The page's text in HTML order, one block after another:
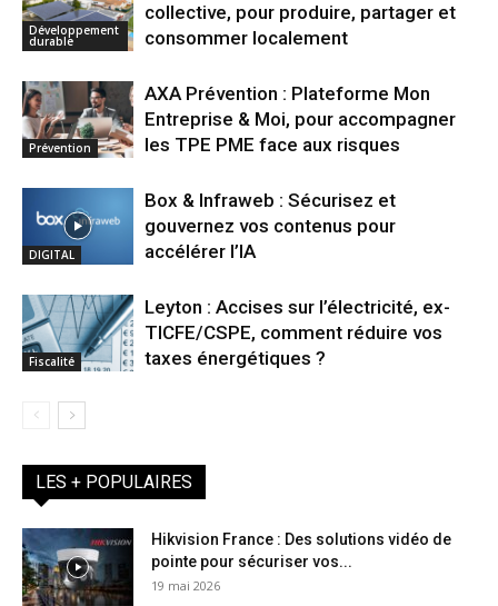
Développement
durable
collective, pour produire, partager et
consommer localement
Prévention
AXA Prévention : Plateforme Mon
Entreprise & Moi, pour accompagner
les TPE PME face aux risques
DIGITAL
Box & Infraweb : Sécurisez et
gouvernez vos contenus pour
accélérer l’IA
Fiscalité
Leyton : Accises sur l’électricité, ex-
TICFE/CSPE, comment réduire vos
taxes énergétiques ?
LES + POPULAIRES
Hikvision France : Des solutions vidéo de
pointe pour sécuriser vos...
19 mai 2026